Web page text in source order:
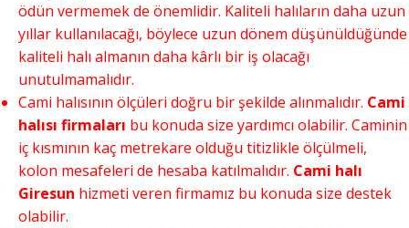
ödün vermemek de önemlidir. Kaliteli halıların daha uzun
yıllar kullanılacağı, böylece uzun dönem düşünüldüğünde
kaliteli halı almanın daha kârlı bir iş olacağı
unutulmamalıdır.
Cami halısının ölçüleri doğru bir şekilde alınmalıdır. Cami
halısı firmaları bu konuda size yardımcı olabilir. Caminin
iç kısmının kaç metrekare olduğu titizlikle ölçülmeli,
kolon mesafeleri de hesaba katılmalıdır. Cami halı
Giresun hizmeti veren firmamız bu konuda size destek
olabilir.